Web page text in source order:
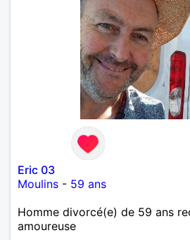
Eric 03
Moulins - 59 ans
Homme divorcé(e) de 59 ans
amoureuse